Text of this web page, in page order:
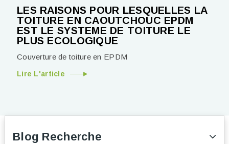
LES RAISONS POUR LESQUELLES LA
TOITURE EN CAOUTCHOUC EPDM
EST LE SYSTEME DE TOITURE LE
PLUS ECOLOGIQUE
Couverture de toiture en EPDM
Lire L'article
Blog Recherche